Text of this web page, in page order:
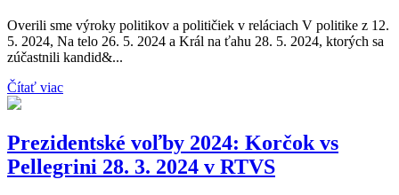
Overili sme výroky politikov a političiek v reláciach V politike z 12.
5. 2024, Na telo 26. 5. 2024 a Král na ťahu 28. 5. 2024, ktorých sa
zúčastnili kandid&...
Čítať viac
Prezidentské voľby 2024: Korčok vs
Pellegrini 28. 3. 2024 v RTVS